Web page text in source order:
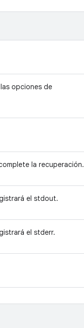
opciones de
la recuperación.
el stdout.
el stderr.